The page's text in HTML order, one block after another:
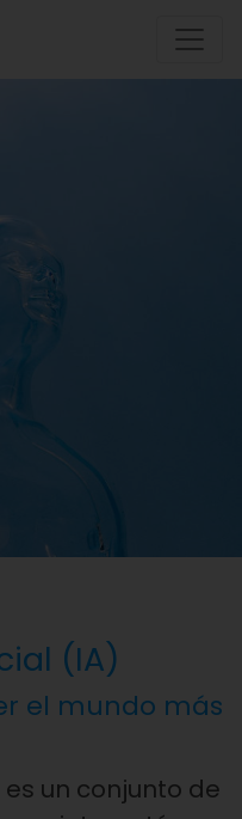
(IA)
el mundo más
un conjunto de